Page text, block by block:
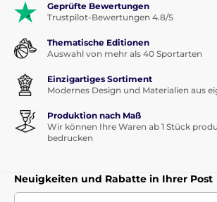
Geprüfte Bewertungen
Trustpilot-Bewertungen 4.8/5
Thematische Editionen
Auswahl von mehr als 40 Sportarten
Einzigartiges Sortiment
Modernes Design und Materialien aus
Produktion nach Maß
Wir können Ihre Waren ab 1 Stück
bedrucken
Neuigkeiten und Rabatte in Ihrer Post